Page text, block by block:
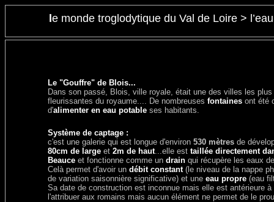
e monde troglodytique du Val de Loire >
Le "Gouffre" de Blois...
Dans son passé, Blois, ville royale, était une des villes les
fleurissantes du royaume.... De nombreuses fontaines ont été
d'alimenter en eau potable ses habitants.
Système de captage :
c'est une galerie qui est longue d'environ 530 mètres de
80cm de large et 2m de haut...elle est taillée directement
Beauce et fonctionne comme un drain qui récupère les eaux
Celà permet d'avoir un débit constant(le niveau de la nappe
de variation saisonnière significative) et une eau propre (eau
Sa date de construction est inconnue mais elle est antérieure
l'attribuer aux romains mais aucun élément ne permet de le